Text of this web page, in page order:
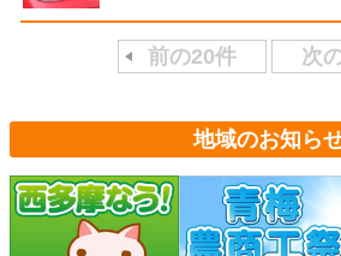
前の20件 次
地域のお知ら